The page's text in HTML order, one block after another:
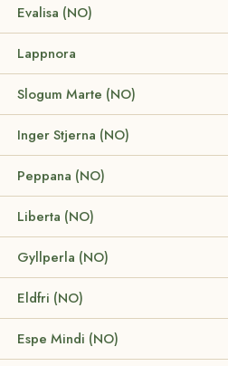
Evalisa (NO)
Lappnora
Slogum Marte (NO)
Inger Stjerna (NO)
Peppana (NO)
Liberta (NO)
Gyllperla (NO)
Eldfri (NO)
Espe Mindi (NO)